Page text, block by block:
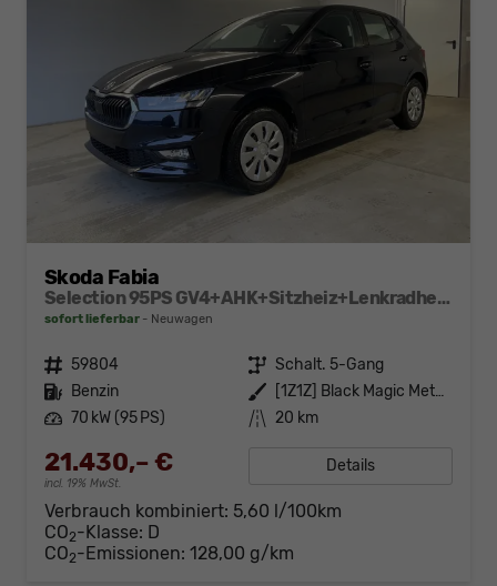
Skoda Fabia
Selection 95PS GV4+AHK+Sitzheiz+Lenkradheiz+Climatronic+Tempomat+PDC
sofort lieferbar Neuwagen
Fahrzeugnr. 59804 Getriebe Schalt. 5-Gang
Kraftstoff Benzin Außenfarbe
[1Z1Z] Black Magic Metallic
Leistung 70 kW (95 PS) Kilometerstand 20 km
21.430,– €
incl. 19% MwSt.
Details
Verbrauch kombiniert: 5,60 l/100km
CO2-Klasse: D
CO2-Emissionen: 128,00 g/km